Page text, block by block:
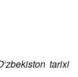
tarixi